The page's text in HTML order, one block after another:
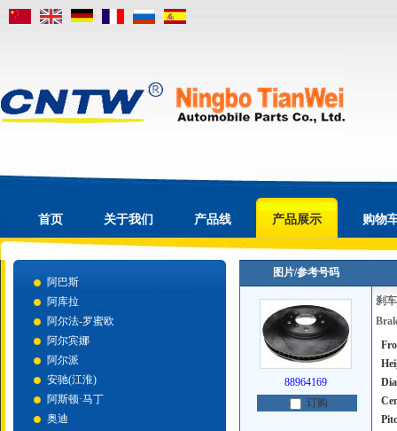
首页 关于我们 产品线 产品展示 购物
图片/参考号码
订购
88964169
刹
阿巴斯
阿库拉
阿尔法-罗蜜欧
阿尔宾娜
阿尔派
安驰(江淮)
阿斯顿·马丁
奥迪